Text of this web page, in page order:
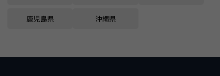
鹿児島県 沖縄県